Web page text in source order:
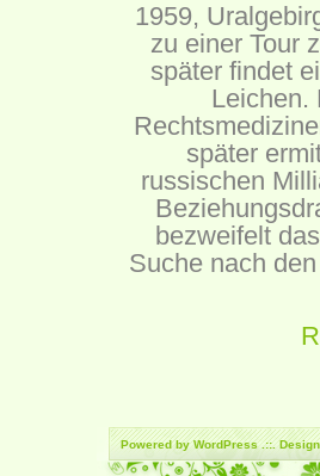
1959,
zu einer Tour
später findet
Leichen.
später
russischen
bezweifelt
Suche nach
Powered byWordPress.::.